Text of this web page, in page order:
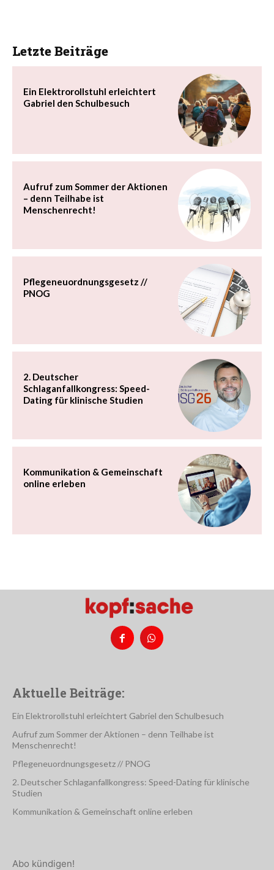
Letzte Beiträge
Ein Elektrorollstuhl erleichtert
Gabriel den Schulbesuch
Aufruf zum Sommer der Aktionen
– denn Teilhabe ist
Menschenrecht!
Pflegeneuordnungsgesetz //
PNOG
2. Deutscher
Schlaganfallkongress: Speed-
Dating für klinische Studien
Kommunikation & Gemeinschaft
online erleben
Aktuelle Beiträge:
Ein Elektrorollstuhl erleichtert Gabriel den Schulbesuch
Aufruf zum Sommer der Aktionen – denn Teilhabe ist
Menschenrecht!
Pflegeneuordnungsgesetz // PNOG
2. Deutscher Schlaganfallkongress: Speed-Dating für klinische
Studien
Kommunikation & Gemeinschaft online erleben
Abo kündigen!